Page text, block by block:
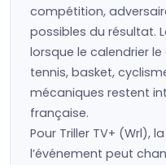
compétition,
possibles du résultat.
lorsque le calendrier
tennis, basket,
mécaniques restent
française.
Pour Triller TV+ (Wrl),
l’événement peut